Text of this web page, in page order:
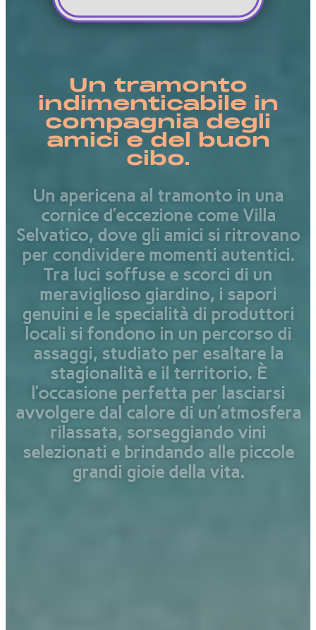
Un tramonto
indimenticabile in
compagnia degli
amici e del buon
cibo.
Un apericena a tramonto in una
cornice d’eccezione come Vi a
Se vatico, dove g i amici si ritrovano
per condividere momenti autentici.
Tra uci soffuse e scorci di un
meravig ioso giardino, i sapori
genuini e e specia ità di produttori
oca i si fondono in un percorso di
assaggi, studiato per esa tare a
stagiona ità e i territorio. È
’occasione perfetta per asciarsi
avvol gere da ca ore di un’atmosfera
ri assata, sorseggiando vini
sel ezionati e brindando a e piccol e
grandi gioie del a vita.